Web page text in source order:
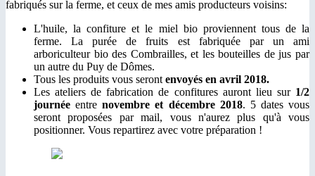
fabriqués sur la ferme, et ceux de mes amis producteurs voisins:
L'huile, la confiture et le miel bio proviennent tous de la
ferme. La purée de fruits est fabriquée par un ami
arboriculteur bio des Combrailles, et les bouteilles de jus par
un autre du Puy de Dômes.
Tous les produits vous seront envoyés en avril 2018.
Les ateliers de fabrication de confitures auront lieu sur 1/2
journée entrenovembre et décembre 2018. 5 dates vous
seront proposées par mail, vous n'aurez plus qu'à vous
positionner. Vous repartirez avec votre préparation !